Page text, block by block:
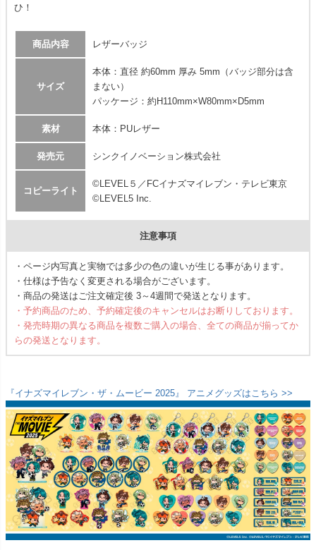
ひ！
商品内容 レザーバッジ
サイズ
本体：直径 約60mm 厚み 5mm（バッジ部分は含
まない）
パッケージ：約H110mm×W80mm×D5mm
素材 本体：PUレザー
発売元 シンクイノベーション株式会社
コピーライト
©LEVEL５／FCイナズマイレブン・テレビ東京
©LEVEL5 Inc.
注意事項
・ページ内写真と実物では多少の色の違いが生じる事があります。
・仕様は予告なく変更される場合がございます。
・商品の発送はご注文確定後 3～4週間で発送となります。
・予約商品のため、予約確定後のキャンセルはお断りしております。
・発売時期の異なる商品を複数ご購入の場合、全ての商品が揃ってか
らの発送となります。
『イナズマイレブン・ザ・ムービー 2025』 アニメグッズはこちら >>